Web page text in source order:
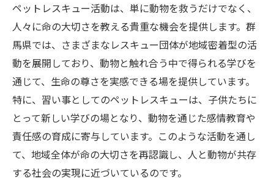
ペットレスキュー活動は、単に動物を救うだけでなく、
人々に命の大切さを教える貴重な機会を提供します。群
馬県では、さまざまなレスキュー団体が地域密着型の活
動を展開しており、動物と触れ合う中で得られる学びを
通じて、生命の尊さを実感できる場を提供しています。
特に、習い事としてのペットレスキューは、子供たちに
とって新しい学びの場となり、動物を通じた感情教育や
責任感の育成に寄与しています。このような活動を通し
て、地域全体が命の大切さを再認識し、人と動物が共存
する社会の実現に近づいているのです。